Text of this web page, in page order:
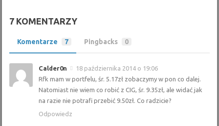
7 KOMENTARZY
Komentarze 7 Pingbacks 0
Calder0n
18 października 2014 o 19:06
Rfk mam w portfelu, śr. 5.17zł zobaczymy w pon co dalej.
Natomiast nie wiem co robić z CIG, śr. 9.35zł, ale widać jak
na razie nie potrafi przebić 9.50zł. Co radzicie?
Odpowiedz